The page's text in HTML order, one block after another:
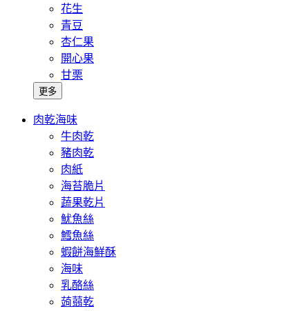
花生
青豆
杏仁果
開心果
甘栗
更多
肉乾海味
牛肉乾
豬肉乾
肉紙
海苔脆片
蔬果乾片
魷魚絲
鱈魚絲
蝦餅海鮮酥
海味
乳酪絲
蒟蒻乾